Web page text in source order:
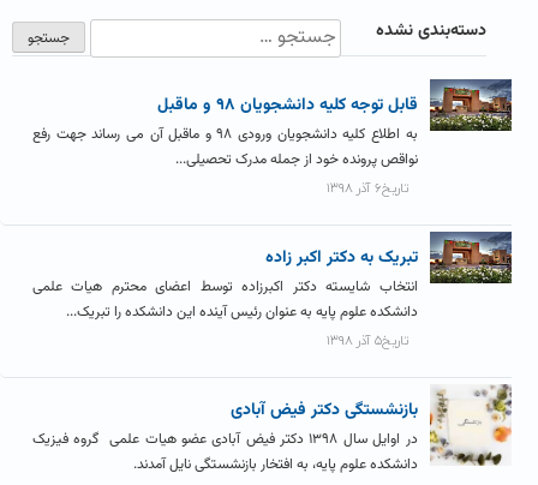
دسته‌بندی نشده
قابل توجه کلیه دانشجویان ۹۸ و ماقبل
به اطلاع کلیه دانشجویان ورودی ۹۸ و ماقبل آن می رساند جهت رفع
نواقص پرونده خود از جمله مدرک تحصیلی...
تاریخ۶ آذر ۱۳۹۸
تبریک به دکتر اکبر زاده
انتخاب شایسته دکتر اکبرزاده توسط اعضای محترم هیات علمی
دانشکده علوم پایه به عنوان رئیس آینده این دانشکده را تبریک...
تاریخ۵ آذر ۱۳۹۸
بازنشستگی دکتر فیض آبادی
در اوایل سال ۱۳۹۸ دکتر فیض آبادی عضو هیات علمی گروه فیزیک
دانشکده علوم پایه، به افتخار بازنشستگی نایل آمدند.